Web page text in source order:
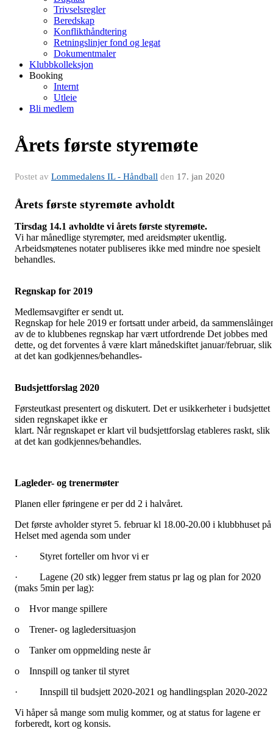
Trivselsregler
Beredskap
Konflikthåndtering
Retningslinjer fond og legat
Dokumentmaler
Klubbkolleksjon
Booking
Internt
Utleie
Bli medlem
Årets første styremøte
Postet av Lommedalens IL - Håndball den 17. jan 2020
Årets første styremøte avholdt
Tirsdag 14.1 avholdte vi årets første styremøte.
Vi har månedlige styremøter, med areidsmøter ukentlig.
Arbeidsmøtenes notater publiseres ikke med mindre noe spesielt
behandles.
Regnskap for 2019
Medlemsavgifter er sendt ut.
Regnskap for hele 2019 er fortsatt under arbeid, da
av de to klubbenes regnskap har vært utfordrende Det jobbes med
dette, og det forventes å være klart månedskiftet januar/februar, slik
at det kan godkjennes/behandles-
Budsjettforslag 2020
Førsteutkast presentert og diskutert. Det er usikkerheter i budsjettet
siden regnskapet ikke er
klart. Når regnskapet er klart vil budsjettforslag etableres raskt, slik
at det kan godkjennes/behandles.
Lagleder- og trenermøter
Planen eller føringene er per dd 2 i halvåret.
Det første avholder styret 5. februar kl 18.00-20.00 i klubbhuset på
Helset med agenda som under
· Styret forteller om hvor vi er
· Lagene (20 stk) legger frem status pr lag og plan for 2020
(maks 5min per lag):
o Hvor mange spillere
o Trener- og lagledersituasjon
o Tanker om oppmelding neste år
o Innspill og tanker til styret
· Innspill til budsjett 2020-2021 og handlingsplan 2020-2022
Vi håper så mange som mulig kommer, og at status for lagene er
forberedt, kort og konsis.